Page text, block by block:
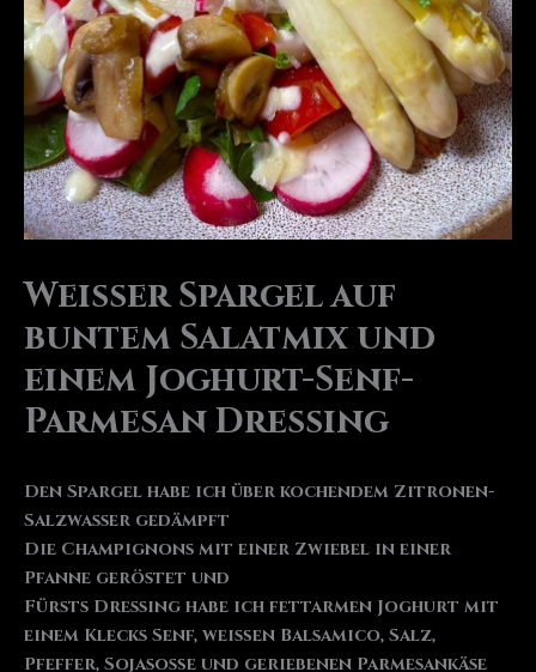
Weißer Spargel auf
buntem Salatmix und
einem Joghurt-Senf-
Parmesan Dressing
Den Spargel habe ich über kochendem Zitronen-
Salzwasser gedämpft
Die Champignons mit einer Zwiebel in einer
Pfanne geröstet und
Fürsts Dressing habe ich fettarmen Joghurt mit
einem Klecks Senf, weißen Balsamico, Salz,
Pfeffer, Sojasoße und geriebenen Parmesankäse